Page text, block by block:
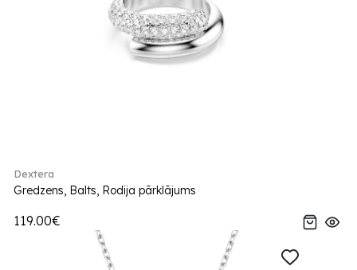
Dextera
Gredzens, Balts, Rodija pārklājums
119.00€